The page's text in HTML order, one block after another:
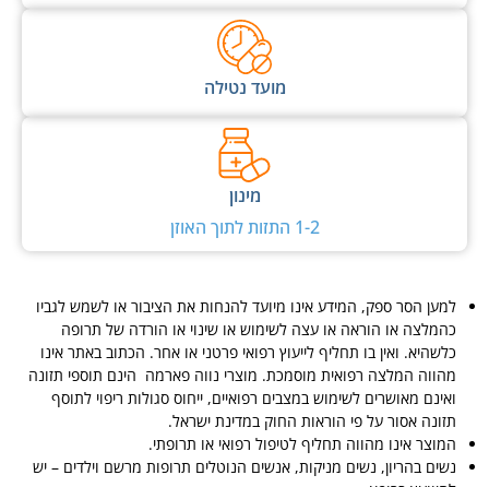
מועד נטילה
מינון
1-2 התזות לתוך האוזן
למען הסר ספק, המידע אינו מיועד להנחות את הציבור או לשמש לגביו
כהמלצה או הוראה או עצה לשימוש או שינוי או הורדה של תרופה
כלשהיא. ואין בו תחליף לייעוץ רפואי פרטני או אחר. הכתוב באתר אינו
מהווה המלצה רפואית מוסמכת. מוצרי נווה פארמה הינם תוספי תזונה
ואינם מאושרים לשימוש במצבים רפואיים, ייחוס סגולות ריפוי לתוסף
תזונה אסור על פי הוראות החוק במדינת ישראל.
המוצר אינו מהווה תחליף לטיפול רפואי או תרופתי.
נשים בהריון, נשים מניקות, אנשים הנוטלים תרופות מרשם וילדים – יש